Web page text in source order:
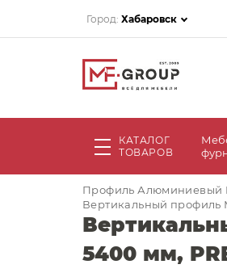
Город: Хабаровск
КАТАЛОГ
ТОВАРОВ
Профиль Алюминиевый
Вертикальный профиль
5400 мм,